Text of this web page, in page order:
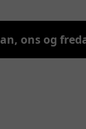
ons og